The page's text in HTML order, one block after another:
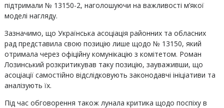
підтримали № 13150-2, наголошуючи на важливості м’якої
моделі нагляду.
Зазначимо, що Українська асоціація районних та обласних
рад представила свою позицію лише щодо № 13150, який
отримала через офіційну комунікацію з комітетом. Роман
Лозинський розкритикував таку позицію, зауваживши, що
асоціації самостійно відслідковують законодавчі ініціативи та
аналізують їх.
Під час обговорення також лунала критика щодо поспіху в